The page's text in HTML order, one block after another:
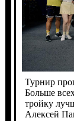
Турнир
Больше
тройку
Алексей